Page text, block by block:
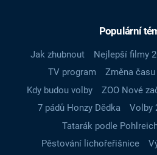
Populární
Jak zhubnout Nejlepší filmy
TV program
Změna času
Kdy budou volby
ZOO Nové
7 pádů Honzy Dědka
Volby
Tatarák podle
Pěstování lichořeřišnice